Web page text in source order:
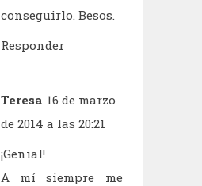
conseguirlo. Besos.
Responder
Teresa 16 de marzo
de 2014 a las 20:21
¡Genial!
A mí siempre me